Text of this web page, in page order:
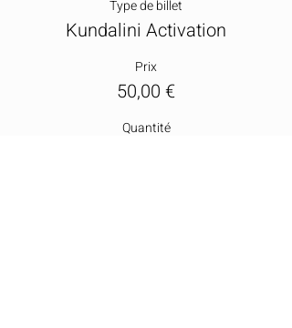
Type de billet
Kundalini Activation
Prix
50,00 €
Quantité